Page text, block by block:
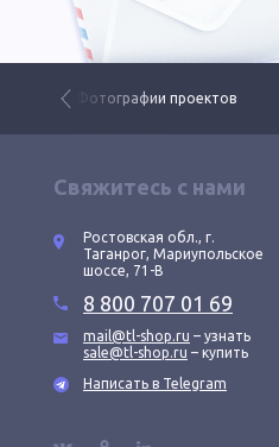
Фотографии проектов
Свяжитесь с нами
Ростовская обл., г.
Таганрог, Мариупольское
шоссе, 71-В
8 800 707 01 69
mail@tl-shop.ru – узнать
sale@tl-shop.ru – купить
Написать в Telegram